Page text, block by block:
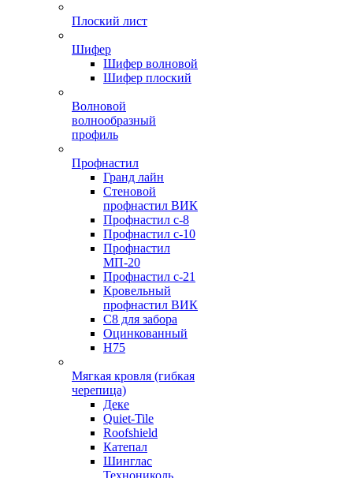
Плоский лист
Шифер
Шифер волновой
Шифер плоский
Волновой
волнообразный
профиль
Профнастил
Гранд лайн
Стеновой
профнастил ВИК
Профнастил с-8
Профнастил с-10
Профнастил
МП-20
Профнастил с-21
Кровельный
профнастил ВИК
С8 для забора
Оцинкованный
Н75
Мягкая кровля (гибкая
черепица)
Деке
Quiet-Tile
Roofshield
Катепал
Шинглас
Технониколь